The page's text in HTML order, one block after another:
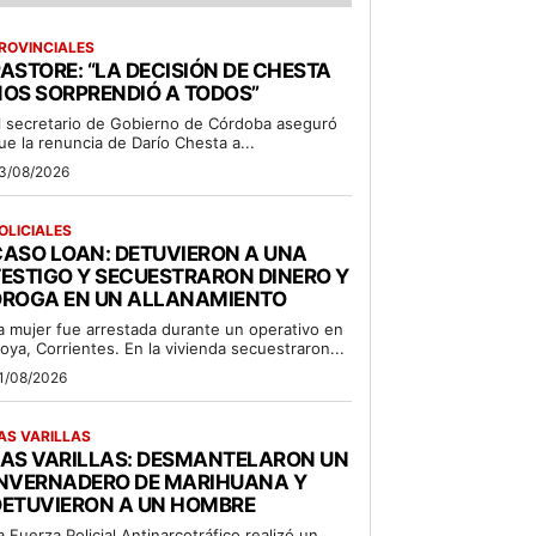
“LA DECISIÓN DE CHESTA
SORPRENDIÓ A TODOS”
secretario de Gobierno de Córdoba aseguró
la renuncia de Darío Chesta a...
08/2026
LOAN: DETUVIERON A UNA
Y SECUESTRARON DINERO Y
EN UN ALLANAMIENTO
mujer fue arrestada durante un operativo en
Corrientes. En la vivienda secuestraron...
08/2026
VARILLAS
VARILLAS: DESMANTELARON UN
DE MARIHUANA Y
A UN HOMBRE